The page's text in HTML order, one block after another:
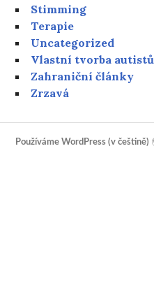
Stimming
Terapie
Uncategorized
Vlastní tvorba autistů
Zahraniční články
Zrzavá
Používáme WordPress (v češtině)